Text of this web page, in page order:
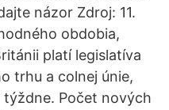
názor Zdroj: 11.
obdobia,
platí legislatíva
trhu a colnej únie,
týždne. Počet nových